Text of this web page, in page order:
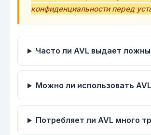
конфиденциальности перед
Часто ли AVL выдает
Можно ли использовать
Потребляет ли AVL много